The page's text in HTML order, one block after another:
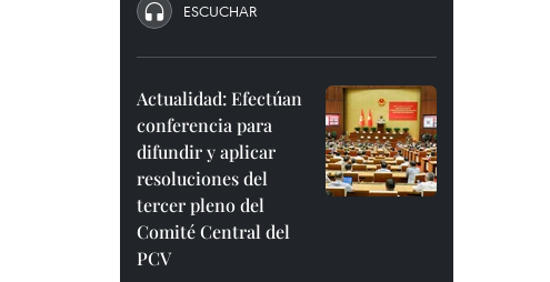
ESCUCHAR
Actualidad: Efectúan
conferencia para
difundir y aplicar
resoluciones del
tercer pleno del
Comité Central del
PCV